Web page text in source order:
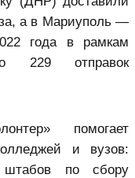
а в Мариуполь —
года в рамкам
229 отправок
помогает
и вузов:
штабов по сбору